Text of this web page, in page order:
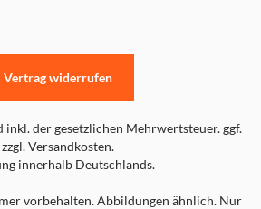
inkl. der gesetzlichen Mehrwertsteuer. ggf.
zzgl. Versandkosten.
innerhalb Deutschlands.
vorbehalten. Abbildungen ähnlich. Nur
Vertrag widerrufen